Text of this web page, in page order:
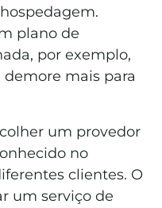
plano de
por exemplo,
demore mais para
um provedor
no
clientes. O
um serviço de